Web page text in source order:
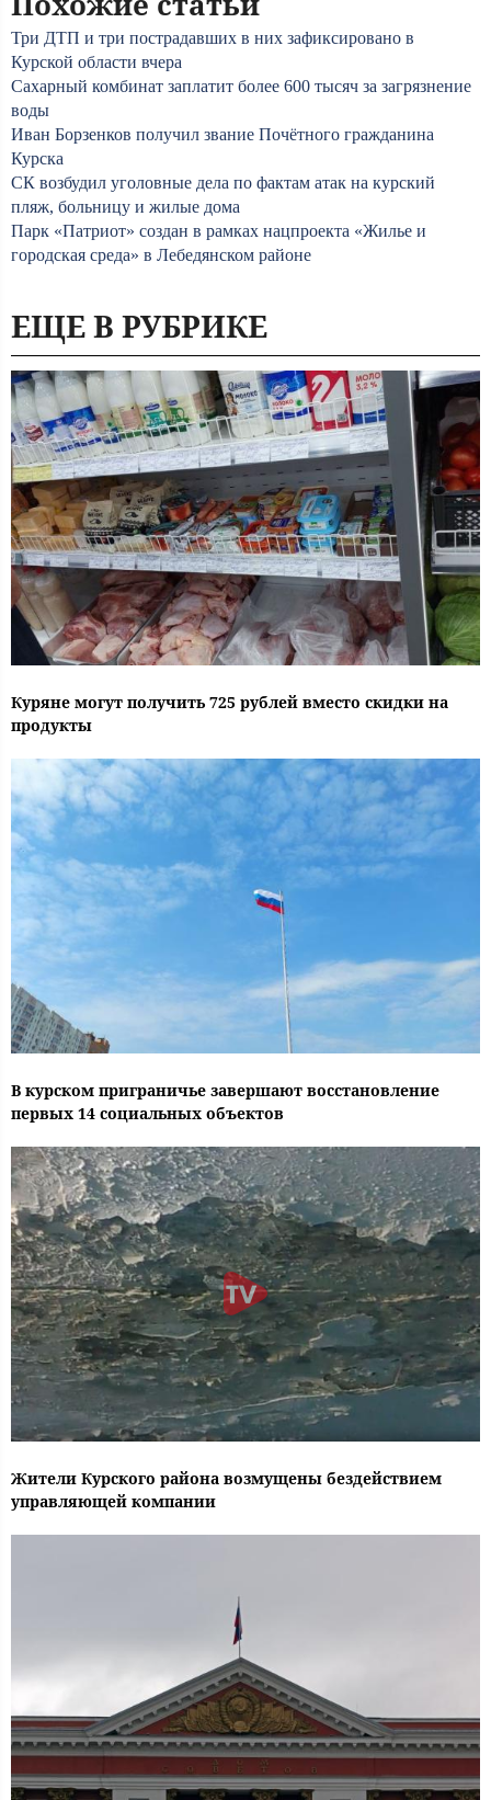
Три ДТП и три пострадавших в них зафиксировано в
Курской области вчера
Сахарный комбинат заплатит более 600 тысяч за загрязнение
воды
Иван Борзенков получил звание Почётного гражданина
Курска
СК возбудил уголовные дела по фактам атак на курский
пляж, больницу и жилые дома
Парк «Патриот» создан в рамках нацпроекта «Жилье и
городская среда» в Лебедянском районе
ЕЩЕ В РУБРИКЕ
Куряне могут получить 725 рублей вместо скидки на
продукты
В курском приграничье завершают восстановление
первых 14 социальных объектов
Жители Курского района возмущены бездействием
управляющей компании